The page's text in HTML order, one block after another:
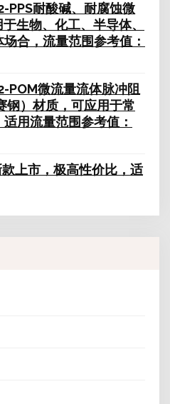
PPS耐酸碱、耐腐蚀微
生物、化工、半导体、
合，流量范围参考值：
POM微流量流体脉冲阻
钢）材质，可应用于常
用流量范围参考值：
上市，极高性价比，适